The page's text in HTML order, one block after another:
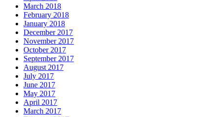
March 2018
February 2018
January 2018
December 2017
November 2017
October 2017
September 2017
August 2017
July 2017
June 2017
May 2017
April 2017
March 2017